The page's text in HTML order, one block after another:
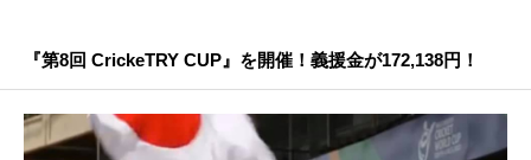
『第8回 CrickeTRY CUP』を開催！義援金が172,138円！